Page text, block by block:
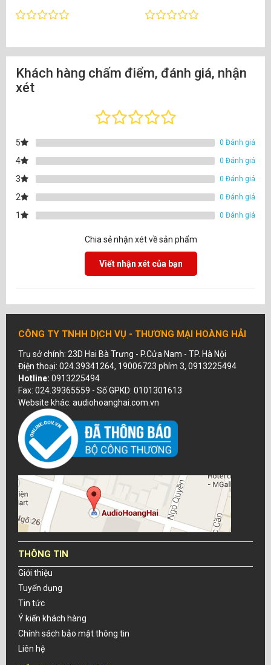
Khách hàng chấm điểm, đánh giá, nhận
xét
5 0 Đánh giá
4 0 Đánh giá
3 0 Đánh giá
2 0 Đánh giá
1 0 Đánh giá
Chia sẻ nhận xét về sản phẩm
Viết nhận xét của bạn
CÔNG TY TNHH DỊCH VỤ - THƯƠNG MẠI HOÀNG HẢI
Trụ sở chính: 23D Hai Bà Trưng - P.Cửa Nam - TP. Hà Nội
Điện thoại: 024.39341264, 19006723 phím 3, 0913225494
Hotline: 0913225494
Fax: 024.39365559 - Số GPKD: 0101301613
Website khác: audiohoanghai.com.vn
THÔNG TIN
Giới thiệu
Tuyển dụng
Tin tức
Ý kiến khách hàng
Chính sách bảo mật thông tin
Liên hệ